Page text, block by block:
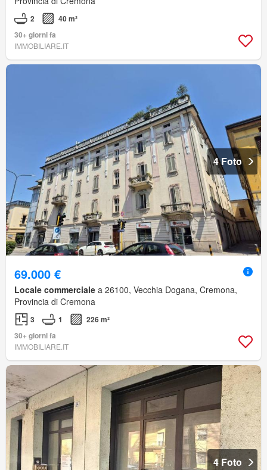
2
40 m²
30+ giorni fa
IMMOBILIARE.IT
4 Foto
69.000 €
Locale commerciale a 26100, Vecchia Dogana, Cremona,
Provincia di Cremona
3 1
226 m²
30+ giorni fa
IMMOBILIARE.IT
4 Foto